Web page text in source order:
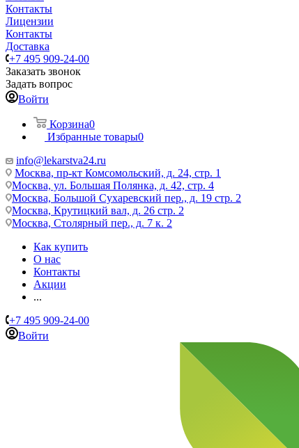
Контакты
Лицензии
Контакты
Доставка
+7 495 909-24-00
Заказать звонок
Задать вопрос
Войти
Корзина0
Избранные товары0
info@lekarstva24.ru
Москва, пр-кт Комсомольский, д. 24, стр. 1
Москва, ул. Большая Полянка, д. 42, стр. 4
Москва, Большой Сухаревский пер., д. 19 стр. 2
Москва, Крутицкий вал, д. 26 стр. 2
Москва, Столярный пер., д. 7 к. 2
Как купить
О нас
Контакты
Акции
...
+7 495 909-24-00
Войти